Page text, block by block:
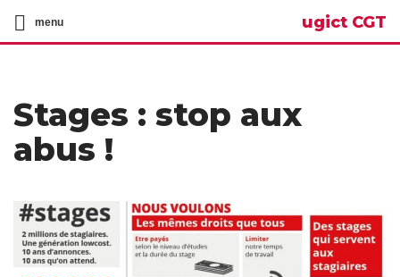
menu ugict CGT
Stages : stop aux
abus !